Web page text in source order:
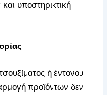
υποστηρικτική
ή έντονου
προϊόντων δεν